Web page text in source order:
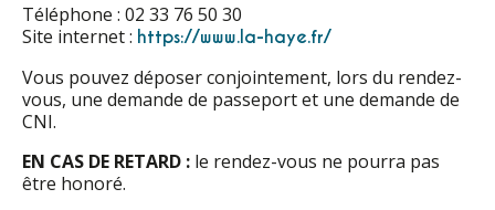
Téléphone : 02 33 76 50 30
Site internet : https://www.la-haye.fr/
Vous pouvez déposer conjointement, lors du rendez-
vous, une demande de passeport et une demande de
CNI.
EN CAS DE RETARD : le rendez-vous ne pourra pas
être honoré.